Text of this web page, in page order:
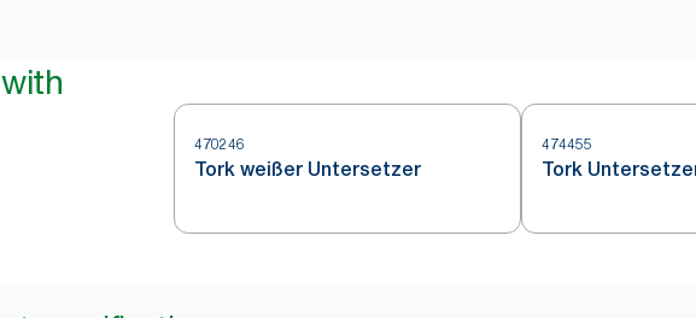
470246
Tork weißer Untersetzer
474455
Tork